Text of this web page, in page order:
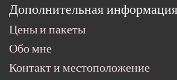
Дополнительная информация
Цены и пакеты
Обо мне
Контакт и местоположение